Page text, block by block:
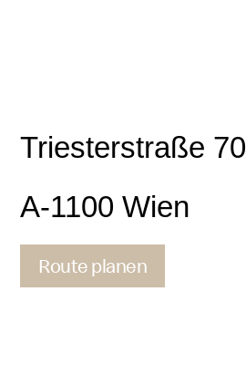
Triesterstraße 70
A-1100 Wien
Route planen